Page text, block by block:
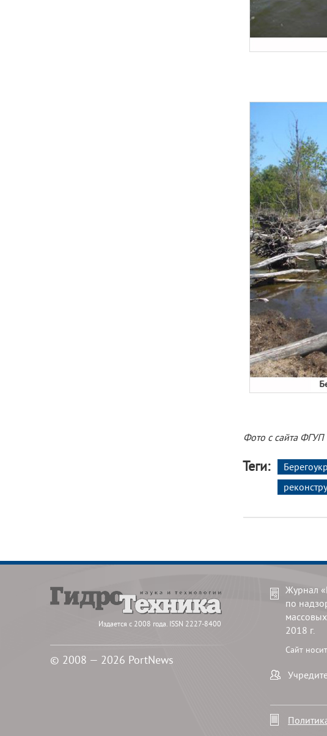
Фото с сайта
Теги:
Издается с 2008 года. ISSN 2227-8400
© 2008 — 2026 PortNews
Журнал
по
2018 г.
Сайт